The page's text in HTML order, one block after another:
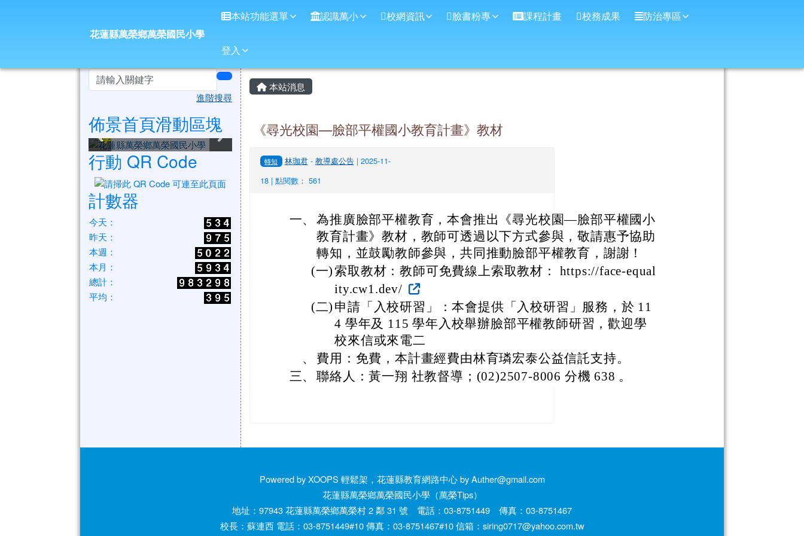
花蓮縣萬榮鄉萬榮國民小學
花蓮縣萬榮鄉萬榮國民小學
本站功能選單 認識萬小 校網資訊 臉書粉專 課程計畫 校務成果 防治專區
登入
左邊區域內容 search
進階搜尋
佈景首頁滑動區塊
花蓮縣萬榮鄉萬榮國民小
學
花蓮縣萬榮鄉萬榮國民小
學
花蓮縣萬榮鄉萬榮國民小
學
花蓮縣萬榮鄉萬榮國民小
學
花蓮縣萬榮鄉萬榮國民小
學
花蓮縣萬榮鄉萬榮國民小
學
行動 QR Code
計數器
今天：
昨天：
本週：
本月：
總計：
平均：
主內容區域
本站消息
《尋光校園—臉部平權國小教育計畫》教材
轉知 林珈君- 教導處公告| 2025-11-
18 | 點閱數： 561
一、 為推廣臉部平權教育，本會推出《尋光校園—臉部平權國小
教育計畫》教材，教師可透過以下方式參與，敬請惠予協助
轉知，並鼓勵教師參與，共同推動臉部平權教育，謝謝！
(一) 索取教材：教師可免費線上索取教材： https://face-equal
ity.cw1.dev/
(二) 申請「入校研習」：本會提供「入校研習」服務，於 11
4 學年及 115 學年入校舉辦臉部平權教師研習，歡迎學
校來信或來電二
、
費用：免費，本計畫經費由林育璘宏泰公益信託支持。
三、 聯絡人：黃一翔 社教督導；(02)2507-8006 分機 638 。
頁尾區域
Powered by XOOPS 輕鬆架，花蓮縣教育網路中心 by Auther@gmail.com
花蓮縣萬榮鄉萬榮國民小學（萬榮Tips）
地址：97943 花蓮縣萬榮鄉萬榮村 2 鄰 31 號 電話：03-8751449 傳真：03-8751467
校長：蘇連西 電話：03-8751449#10 傳真：03-8751467#10 信箱：siring0717@yahoo.com.tw